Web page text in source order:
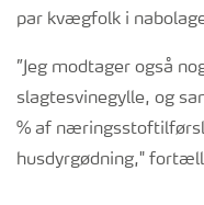
par kvægfolk i
”Jeg modtager også
slagtesvinegylle, og
% af
husdyrgødning,"